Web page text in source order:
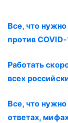
Все, что
против
Работать
всех
Все, что нужно
ответах,